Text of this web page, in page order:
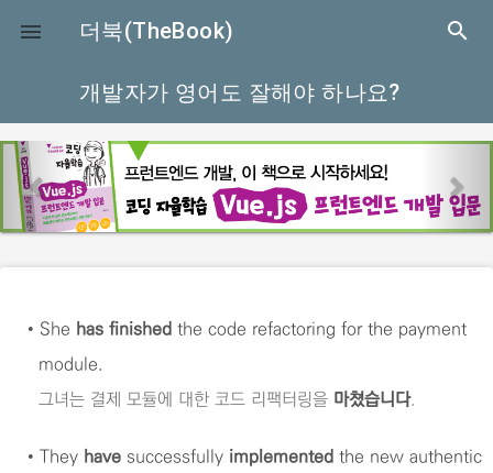
close
 더북(TheBook) search
개발자가 영어도 잘해야 하나요?
p
r
e
u
s
e
x
• She has finished the code refactoring for the payment
module.
그녀는 결제 모듈에 대한 코드 리팩터링을 마쳤습니다.
• They havesuccessfully implemented the new authentic